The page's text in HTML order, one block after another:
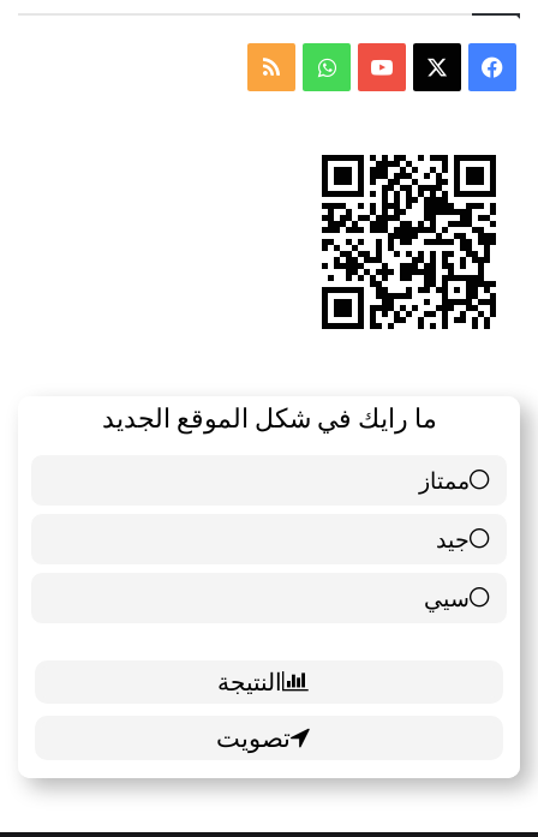
فيسبوك ‫YouTubeواتسابملخص
ما رايك في شكل الموقع الجديد
ممتاز
6 ( 85.71 % )
جيد
0 ( 0 % )
سيي
1 ( 14.29 % )